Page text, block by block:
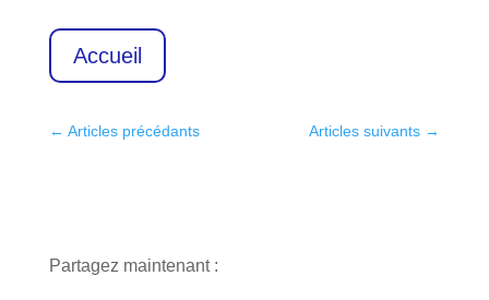
Accueil
← Articles précédants Articles suivants →
Partagez maintenant :